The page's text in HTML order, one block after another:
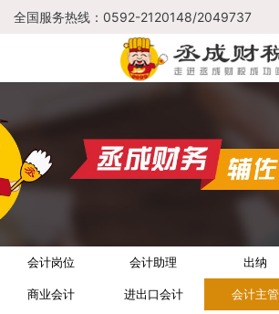
全国服务热线：0592-2120148/2049737
会计岗位 会计助理 出纳
商业会计 进出口会计 会计主管